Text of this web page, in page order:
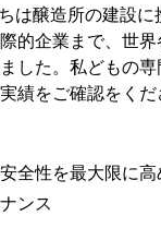
は醸造所の建設
的企業まで、世
した。私どもの
績をご確認をくだ
全性を最大限に高
ンス